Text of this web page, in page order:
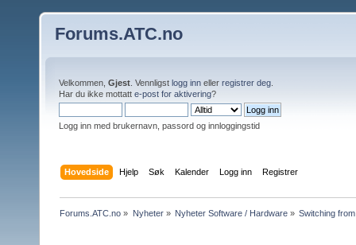
Forums.ATC.no
Velkommen, Gjest . Vennligst logg inn eller registrer deg
Har du ikke mottatt e-post for aktivering?
Logg inn med brukernavn, passord og innloggingstid
Hovedside Hjelp Søk Kalender Logg inn Registrer
Forums.ATC.no » Nyheter» Nyheter Software / Hardware» Switching